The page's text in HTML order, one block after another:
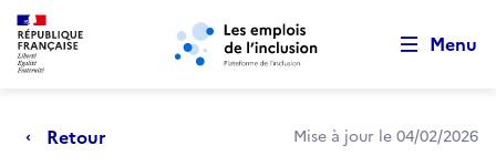
Aller au menu principal Aller au contenu principal
Menu
Retour Mise à jour le 04/02/2026
Retour au début de la page
Panneau de gestion des cookies